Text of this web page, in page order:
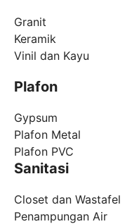
Granit
Keramik
Vinil dan Kayu
Plafon
Gypsum
Plafon Metal
Plafon PVC
Sanitasi
Closet dan Wastafel
Penampungan Air